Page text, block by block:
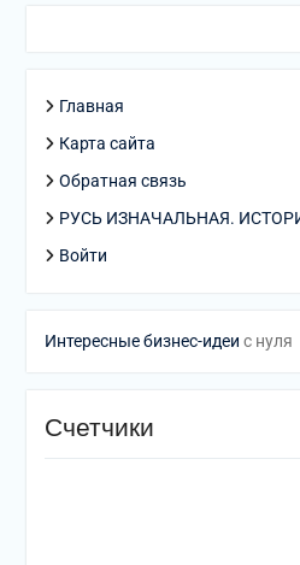
Главная
Карта сайта
Обратная связь
РУСЬ ИЗНАЧАЛЬНАЯ.
Войти
Интересные бизнес-идеи с нуля
Счетчики